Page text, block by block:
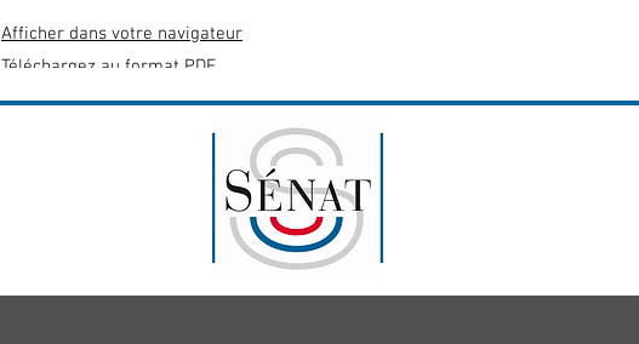
Afficher dans votre navigateur
Téléchargez au format PDF